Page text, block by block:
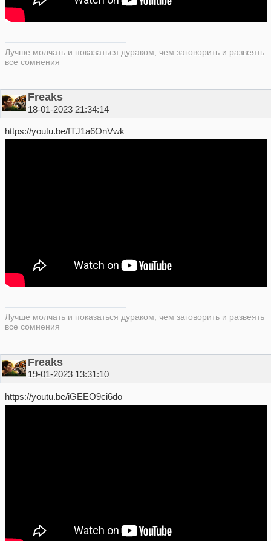
Лучше молчать и показаться дураком, чем заговорить и развеять
все сомнения
Freaks
18-01-2023 21:34:14
https://youtu.be/fTJ1a6OnVwk
Лучше молчать и показаться дураком, чем заговорить и развеять
все сомнения
Freaks
19-01-2023 13:31:10
https://youtu.be/iGEEO9ci6do